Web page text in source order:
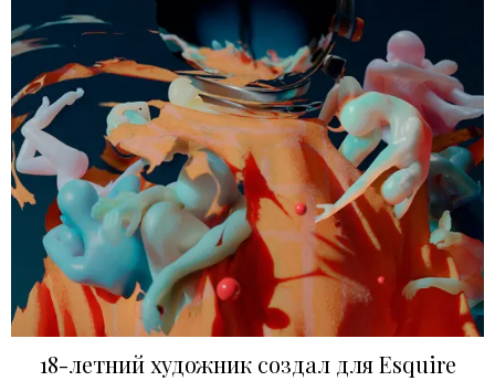
18-летний художник создал для Esquire